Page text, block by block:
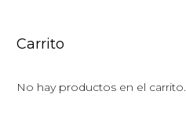
Carrito
No hay productos en el carrito.